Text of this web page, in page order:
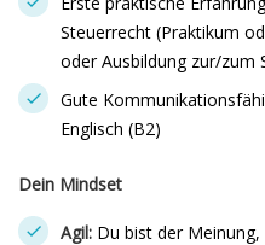
Steuerrecht (Praktikum
oder Ausbildung zur/zum
Gute
Englisch (B2)
Dein Mindset
Agil: Du bist der